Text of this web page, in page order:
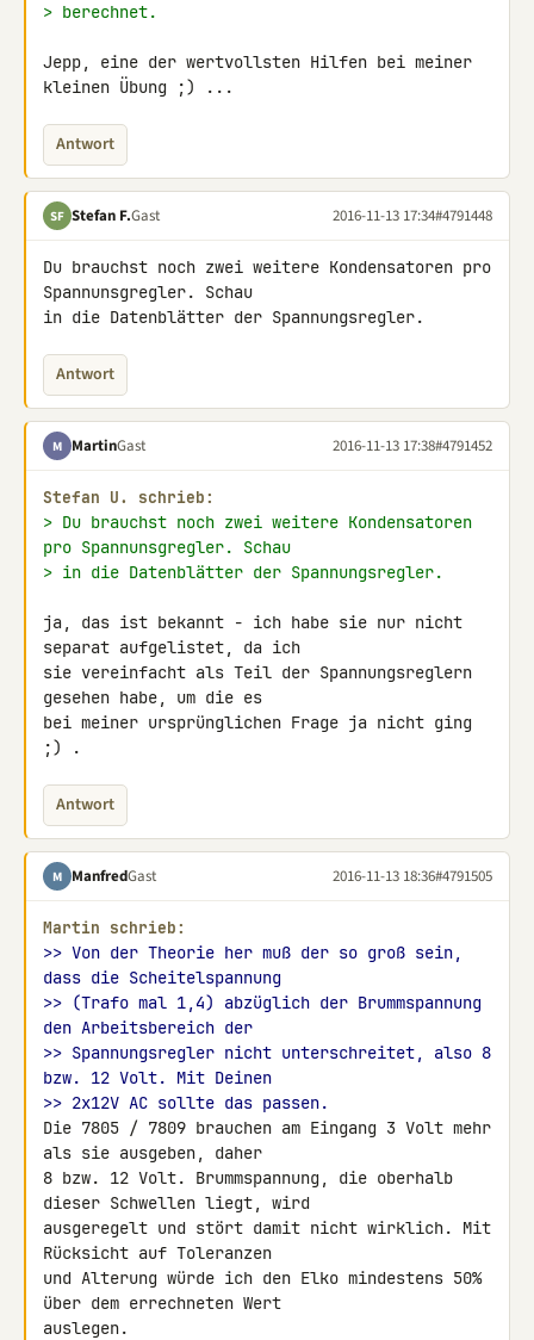
> berechnet.
Jepp, eine der wertvollsten Hilfen bei meiner
kleinen Übung ;) ...
Antwort
SF Stefan F.Gast 2016-11-13 17:34#4791448
Du brauchst noch zwei weitere Kondensatoren pro
Spannunsgregler. Schau
in die Datenblätter der Spannungsregler.
Antwort
M MartinGast 2016-11-13 17:38#4791452
Stefan U. schrieb:
> Du brauchst noch zwei weitere Kondensatoren
pro Spannunsgregler. Schau
> in die Datenblätter der Spannungsregler.
ja, das ist bekannt - ich habe sie nur nicht
separat aufgelistet, da ich
sie vereinfacht als Teil der Spannungsreglern
gesehen habe, um die es
bei meiner ursprünglichen Frage ja nicht ging
;) .
Antwort
M ManfredGast 2016-11-13 18:36#4791505
Martin schrieb:
>> Von der Theorie her muß der so groß sein,
dass die Scheitelspannung
>> (Trafo mal 1,4) abzüglich der Brummspannung
den Arbeitsbereich der
>> Spannungsregler nicht unterschreitet, also 8
bzw. 12 Volt. Mit Deinen
>> 2x12V AC sollte das passen.
Die 7805 / 7809 brauchen am Eingang 3 Volt mehr
als sie ausgeben, daher
8 bzw. 12 Volt. Brummspannung, die oberhalb
dieser Schwellen liegt, wird
ausgeregelt und stört damit nicht wirklich. Mit
Rücksicht auf Toleranzen
und Alterung würde ich den Elko mindestens 50%
über dem errechneten Wert
auslegen.